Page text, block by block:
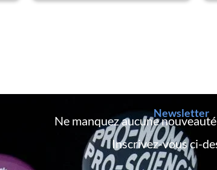
Newsletter
Ne manquez aucune
Inscrivez-vous ci-